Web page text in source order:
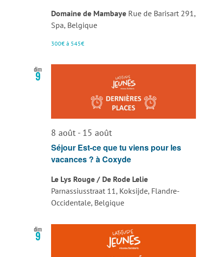
Domaine de Mambaye Rue de Barisart 291,
Spa, Belgique
300€ à 545€
dim
9
8 août- 15 août
Séjour Est-ce que tu viens pour les
vacances ? à Coxyde
Le Lys Rouge / De Rode Lelie
Parnassiusstraat 11, Koksijde, Flandre-
Occidentale, Belgique
dim
9